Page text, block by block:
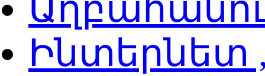
Ինտերնետ